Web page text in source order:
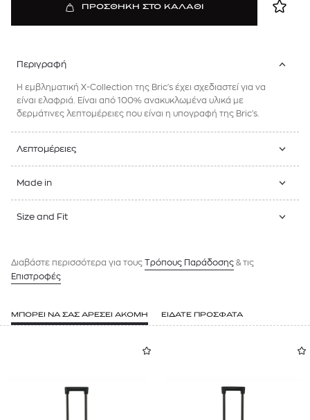
ΠΡΟΣΘΗΚΗ ΣΤΟ ΚΑΛΑΘΙ
Περιγραφή
H εμβληματική X-Collection της Bric's έχει σχεδιαστεί για να
είναι ελαφριά. Είναι από 100% ανακυκλωμένα υλικά με
δερμάτινες λεπτομέρειες που είναι η υπογραφή της Bric's.
Λεπτομέρειες
Made in
Size and Fit
Διαβάστε περισσότερα για τους Tρόπους Παράδοσης & τις
Επιστροφές
ΜΠΟΡΕΙ ΝΑ ΣΑΣ ΑΡΕΣΕΙ ΑΚΟΜΗ ΕΙΔΑΤΕ ΠΡΟΣΦΑΤΑ